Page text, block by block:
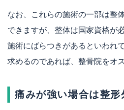
なお、これらの施術の一部は整
できますが、整体は国家資格が
施術にばらつきがあるといわれ
求めるのであれば、整骨院をオ
痛みが強い場合は整形